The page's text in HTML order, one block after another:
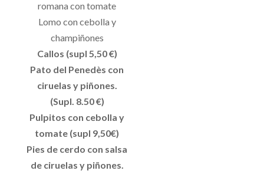
romana con tomate
Lomo con cebolla y
champiñones
Callos (supl 5,50 €)
Pato del Penedès con
ciruelas y piñones.
(Supl. 8.50 €)
Pulpitos con cebolla y
tomate (supl 9,50€)
Pies de cerdo con salsa
de ciruelas y piñones.